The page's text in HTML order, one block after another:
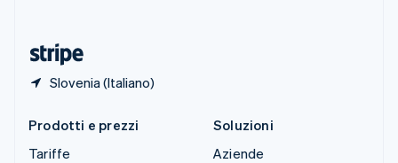
Slovenia (Italiano)
Prodotti e prezzi
Tariffe
Soluzioni
Aziende